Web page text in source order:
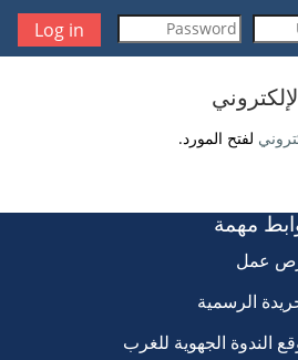
Log in
لفتح المورد.
مهمة
عمل
الرسمية
الندوة الجهوية للغرب